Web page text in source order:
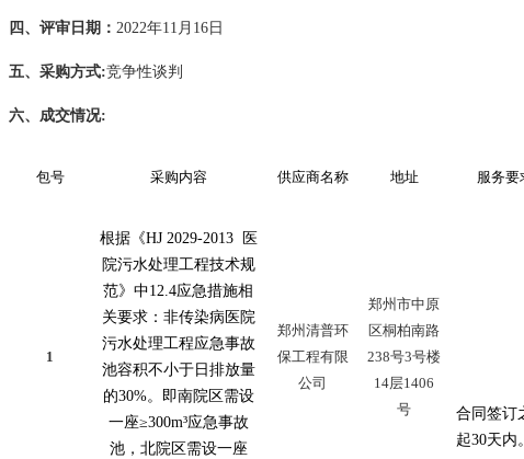
四、评审日期： 2022年11月16日
五、采购方式:竞争性谈判
六、成交情况:
包号 采购内容 供应商名称 地址 服务要
1
根据《HJ 2029-2013 医
院污水处理工程技术规
范》中12.4应急措施相
关要求：非传染病医院
污水处理工程应急事故
池容积不小于日排放量
的30%。即南院区需设
一座≥300m³应急事故
池，北院区需设一座
郑州清普环
保工程有限
公司
郑州市中原
区桐柏南路
238号3号楼
14层1406
号
合同签订
起30天内。